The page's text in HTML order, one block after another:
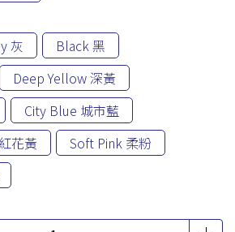
灰
Black 黑
Deep Yellow 深黃
City Blue 城市藍
花黃
Soft Pink 柔粉